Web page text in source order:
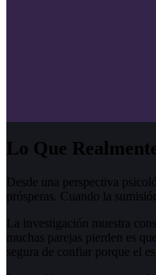
Lo Que
Desde una perspectiva
prósperas. Cuando la
La investigación muestra
muchas parejas pierden es
segura de confiar porque el